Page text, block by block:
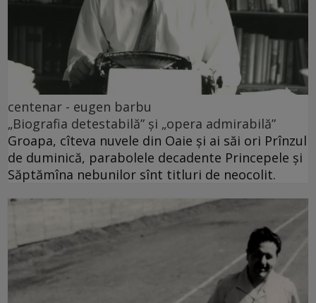
centenar - eugen barbu
„Biografia detestabilă” și „opera admirabilă”
Groapa, cîteva nuvele din Oaie și ai săi ori Prînzul
de duminică, parabolele decadente Princepele și
Săptămîna nebunilor sînt titluri de neocolit.